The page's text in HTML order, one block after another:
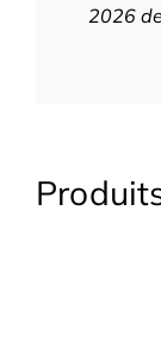
2026